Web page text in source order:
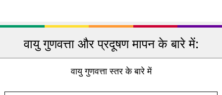
वायु गुणवत्ता और प्रदूषण मापन के बारे में:
वायु गुणवत्ता स्तर के बारे में